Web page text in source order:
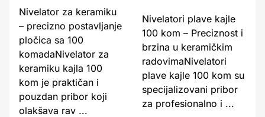
Nivelator za keramiku
– precizno postavljanje
pločica sa 100
komadaNivelator za
keramiku kajla 100
kom je praktičan i
pouzdan pribor koji
olakšava rav ...
Nivelatori plave kajle
100 kom – Preciznost i
brzina u keramičkim
radovimaNivelatori
plave kajle 100 kom su
specijalizovani pribor
za profesionalno i ...